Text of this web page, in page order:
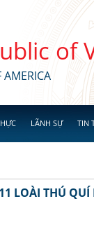
of
AMERICA
LÃNH SỰ TIN
LOÀI THÚ QUÍ